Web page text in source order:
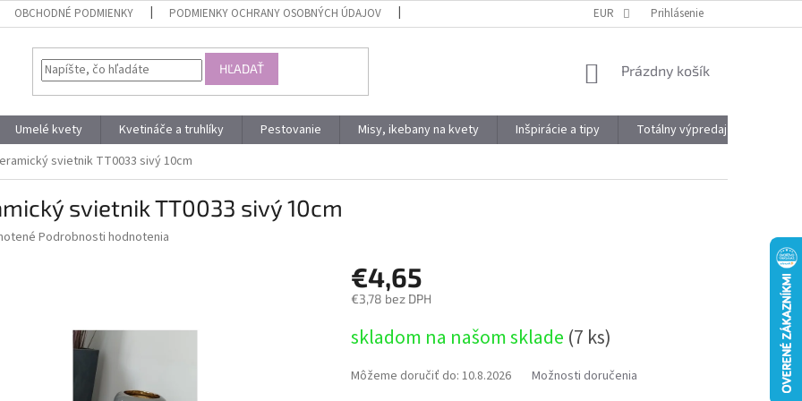
OBCHODNÉ PODMIENKY PODMIENKY OCHRANY OSOBNÝCH ÚDAJOV OBJEMOVÉ ZĽAVY VÝHODY REGISTRÁCIE
EUR Prihlásenie
HĽADAŤ
NÁKUPNÝ
Prázdny košík
Umelé kvety Kvetináče a truhlíky Pestovanie Misy, ikebany na kvety Inšpirácie a tipy Totálny výpredaj
svietnik TT0033 sivý 10cm
svietnik TT0033 sivý 10cm
Podrobnosti hodnotenia
€4,65
€3,78 bez DPH
cena:
skladom na našom sklade (7 ks)
Môžeme doručiť do: 10.8.2026 Možnosti doručenia